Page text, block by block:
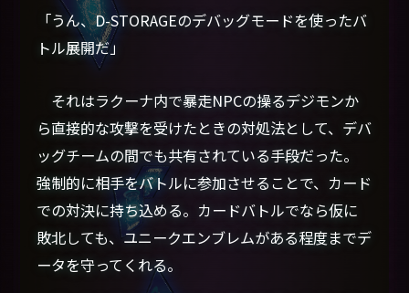
「うん、D-STORAGEのデバッグモードを使ったバ
トル展開だ」
それはラクーナ内で暴走NPCの操るデジモンか
ら直接的な攻撃を受けたときの対処法として、デバ
ッグチームの間でも共有されている手段だった。
強制的に相手をバトルに参加させることで、カード
での対決に持ち込める。カードバトルでなら仮に
敗北しても、ユニークエンブレムがある程度までデ
ータを守ってくれる。